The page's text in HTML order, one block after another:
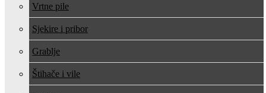
Vrtne pile
Sjekire i pribor
Grablje
Štihače i vile